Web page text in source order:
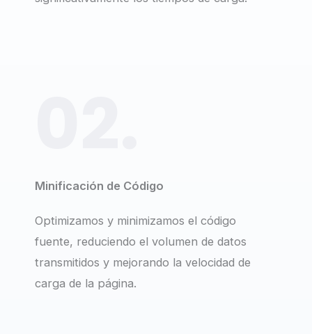
Minificación de Código
Optimizamos y minimizamos el código
fuente, reduciendo el volumen de datos
transmitidos y mejorando la velocidad de
carga de la página.